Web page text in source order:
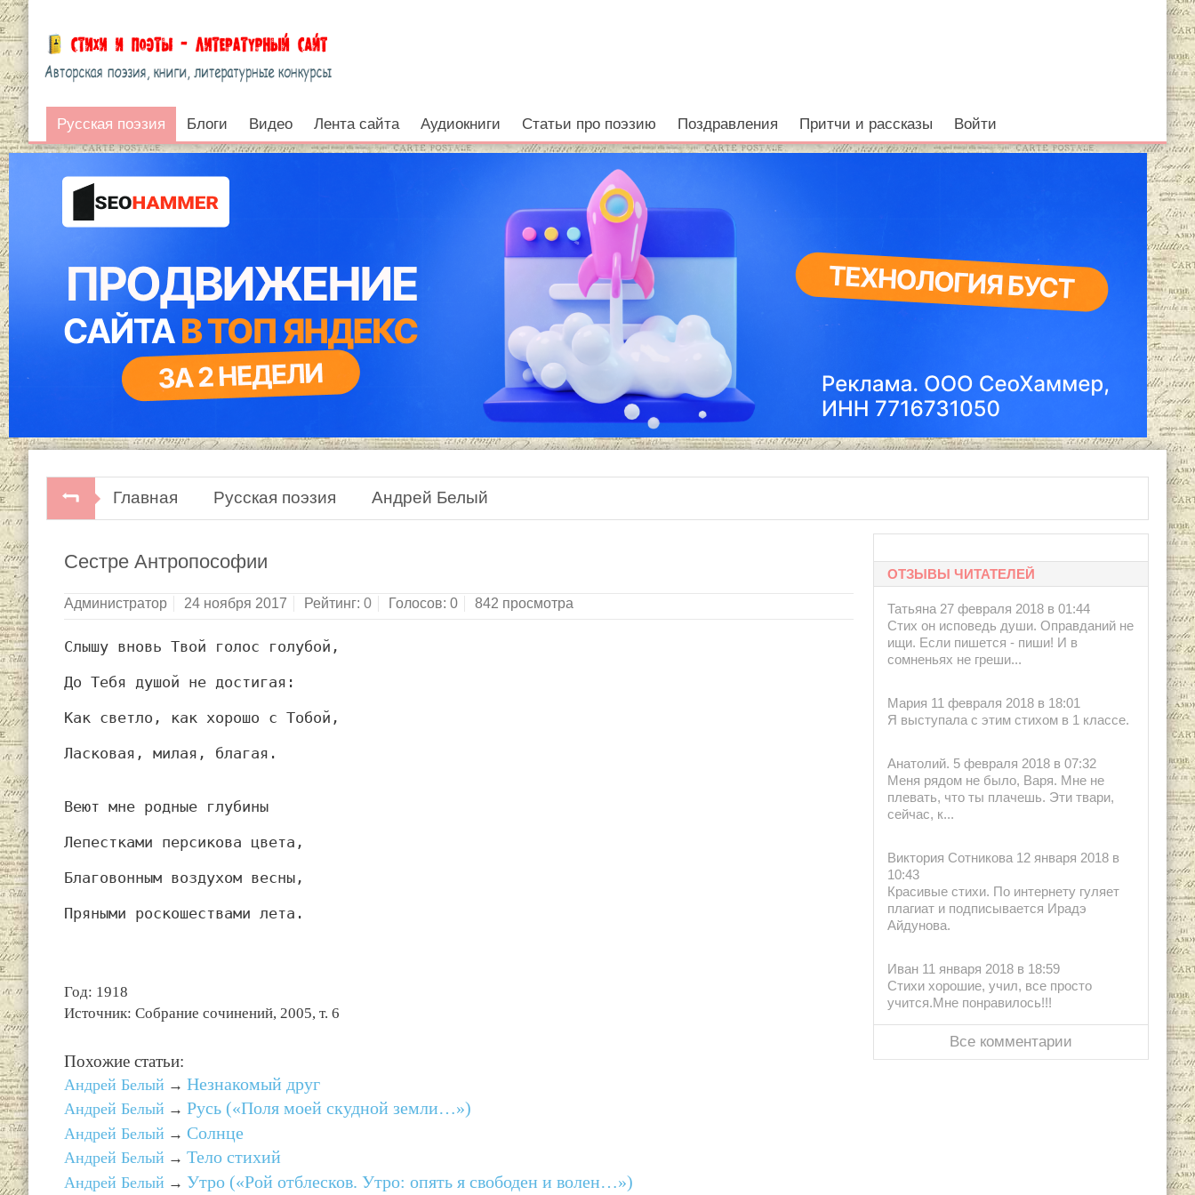
Русская поэзия
Русская поэзия Блоги Видео Лента сайта Аудиокниги Статьи про поэзию Поздравления Притчи и рассказы Войти
Главная Русская поэзия Андрей Белый
Сестре Антропософии
Администратор 24 ноября 2017 Рейтинг: 0 Голосов: 0 842 просмотра
Слышу вновь Твой голос голубой,
До Тебя душой не достигая:
Как светло, как хорошо с Тобой,
Ласковая, милая, благая.
Веют мне родные глубины
Лепестками персикова цвета,
Благовонным воздухом весны,
Пряными роскошествами лета.
Год: 1918
Источник: Собрание сочинений, 2005, т. 6
Похожие статьи:
Андрей Белый → Незнакомый друг
Андрей Белый → Русь («Поля моей скудной земли…»)
Андрей Белый → Солнце
Андрей Белый → Тело стихий
Андрей Белый → Утро («Рой отблесков. Утро: опять я свободен и волен…»)
ОТЗЫВЫ ЧИТАТЕЛЕЙ
Татьяна 27 февраля 2018 в 01:44
Стих он исповедь души. Оправданий не
ищи. Если пишется - пиши! И в
сомненьях не греши...
Мария 11 февраля 2018 в 18:01
Я выступала с этим стихом в 1 классе.
Анатолий. 5 февраля 2018 в 07:32
Меня рядом не было, Варя. Мне не
плевать, что ты плачешь. Эти твари,
сейчас, к...
Виктория Сотникова 12 января 2018 в
10:43
Красивые стихи. По интернету гуляет
плагиат и подписывается Ирадэ
Айдунова.
Иван 11 января 2018 в 18:59
Стихи хорошие, учил, все просто
учится.Мне понравилось!!!
Все комментарии